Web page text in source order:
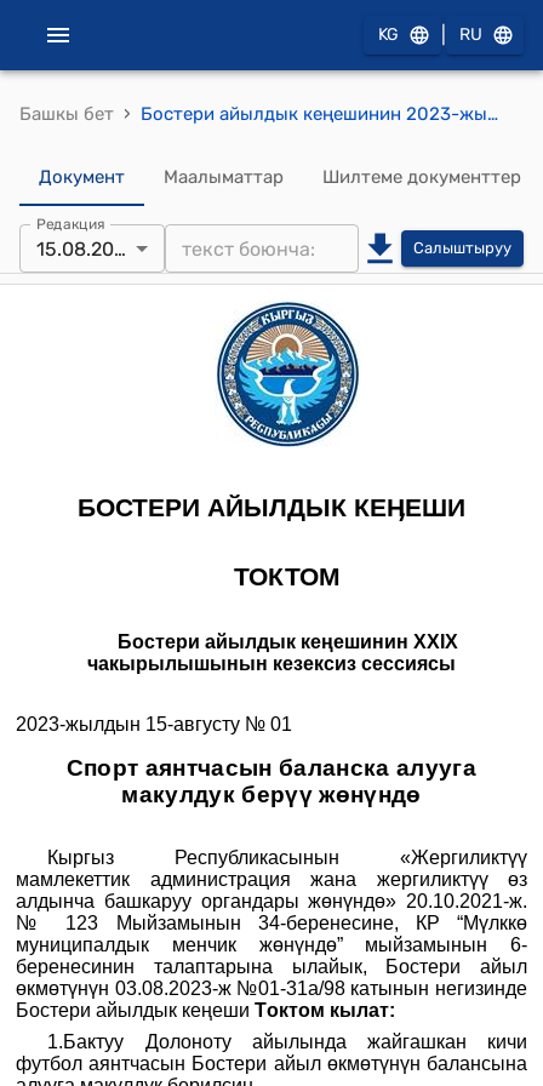
KG RU
Башкы бет › Бостери айылдык кеңешинин 2023-жылдын 15-августундагы № 01 "Спорт аянтчасын баланска алууга макулдук берүү жөнүндө" токтому
Документ Маалыматтар Шилтеме документтер
Редакция
15.08.2023 Салыштыруу